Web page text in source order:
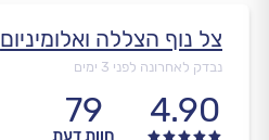
צל נוף הצללה ואלומיניום
נבדק לאחרונה לפני 3 ימים
4.90
79
חוות דעת